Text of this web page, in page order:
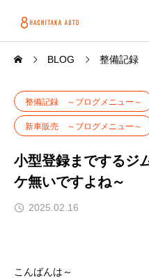
BLOG 整備記録
整備記録 ～ブログメニュー～
新車販売 ～ブログメニュー～
小型登録までするジ
ケ無いですよね～
2025.02.16
こんばんは～